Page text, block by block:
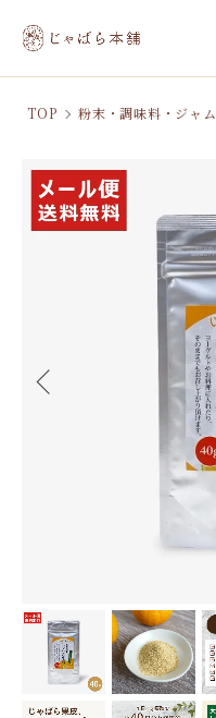
TOP 粉末・調味料・ジャム